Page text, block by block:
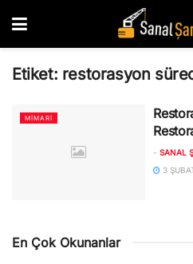
Etiket: restorasyon
MIMARI
- SANAL
3
En Çok Okunanlar